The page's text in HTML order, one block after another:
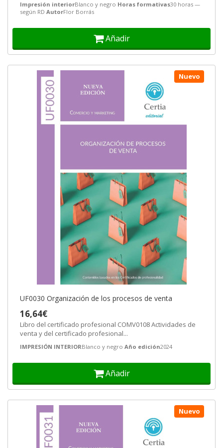
Impresión interiorBlanco y negro Horas formativas30 horas —
según RD AutorFlor Borrás
Añadir
UF0030 Organización de los procesos de venta
Nuevo
16,64€
Libro del certificado profesional COMV0108 Actividades de
venta y del certificado profesional...
IMPRESIÓN INTERIORBlanco y negro Año edición2024
Añadir
Nuevo